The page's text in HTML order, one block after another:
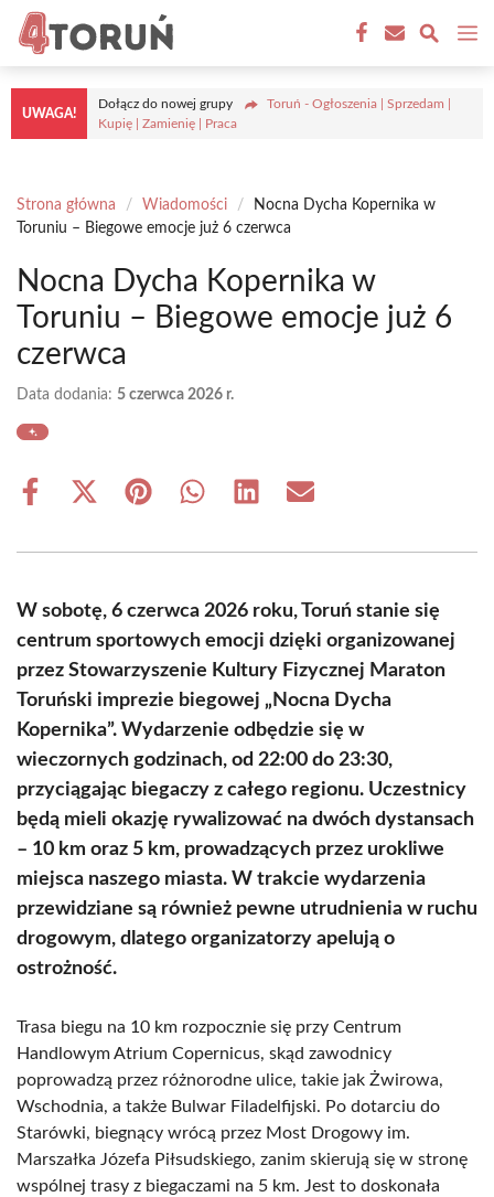
Przejdź
treści
UWAGA!
Dołącz do nowej grupy
Toruń - Ogłoszenia | Sprzedam |
Kupię | Zamienię | Praca
Strona główna / Wiadomości /
Nocna Dycha Kopernika w
Toruniu – Biegowe emocje już 6 czerwca
Nocna Dycha Kopernika w
Toruniu – Biegowe emocje już 6
czerwca
Data dodania: 5 czerwca 2026 r.
Share
Share
(Twitter)
Share Share Share Share
W sobotę, 6 czerwca 2026 roku, Toruń stanie się
centrum sportowych emocji dzięki organizowanej
przez Stowarzyszenie Kultury Fizycznej Maraton
Toruński imprezie biegowej „Nocna Dycha
Kopernika”. Wydarzenie odbędzie się w
wieczornych godzinach, od 22:00 do 23:30,
przyciągając biegaczy z całego regionu. Uczestnicy
będą mieli okazję rywalizować na dwóch dystansach
– 10 km oraz 5 km, prowadzących przez urokliwe
miejsca naszego miasta. W trakcie wydarzenia
przewidziane są również pewne utrudnienia w ruchu
drogowym, dlatego organizatorzy apelują o
ostrożność.
Trasa biegu na 10 km rozpocznie się przy Centrum
Handlowym Atrium Copernicus, skąd zawodnicy
poprowadzą przez różnorodne ulice, takie jak Żwirowa,
Wschodnia, a także Bulwar Filadelfijski. Po dotarciu do
Starówki, biegnący wrócą przez Most Drogowy im.
Marszałka Józefa Piłsudskiego, zanim skierują się w stronę
wspólnej trasy z biegaczami na 5 km. Jest to doskonała